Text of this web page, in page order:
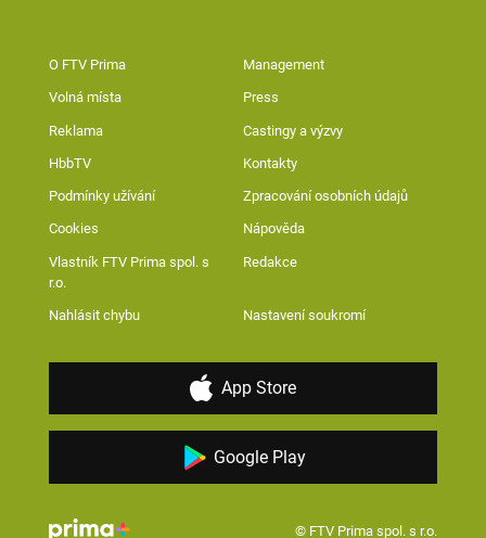
O FTV Prima Management
Volná místa Press
Reklama Castingy a výzvy
HbbTV Kontakty
Podmínky užívání Zpracování osobních údajů
Cookies Nápověda
Vlastník FTV Prima spol. s
r.o.
Redakce
Nahlásit chybu Nastavení soukromí
App Store
Google Play
© FTV Prima spol. s r.o.